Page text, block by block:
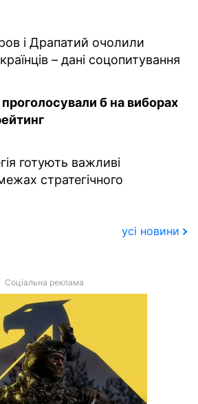
і Драпатий очолили
– дані соцопитування
проголосували б на виборах
готують важливі
стратегічного
усі новини
Соціальна реклама